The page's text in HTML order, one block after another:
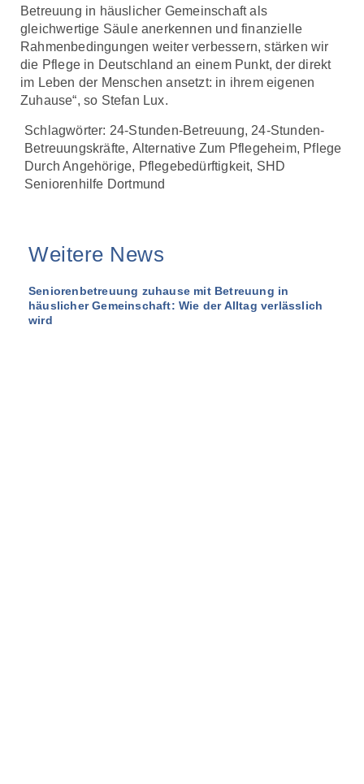
Betreuung in häuslicher Gemeinschaft als
gleichwertige Säule anerkennen und finanzielle
Rahmenbedingungen weiter verbessern, stärken wir
die Pflege in Deutschland an einem Punkt, der direkt
im Leben der Menschen ansetzt: in ihrem eigenen
Zuhause“, so Stefan Lux.
Schlagwörter: 24-Stunden-Betreuung, 24-Stunden-
Betreuungskräfte, Alternative Zum Pflegeheim, Pflege
Durch Angehörige, Pflegebedürftigkeit, SHD
Seniorenhilfe Dortmund
Weitere News
Seniorenbetreuung zuhause mit Betreuung in
häuslicher Gemeinschaft: Wie der Alltag verlässlich
wird